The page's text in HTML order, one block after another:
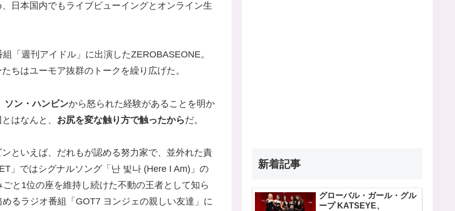
日本国内でもライブビューイングとオンライン生
「週刊アイドル」に出演したZEROBASEONE。
ちはユーモア抜群のトークを繰り広げた。
ソン・ハンビンから怒られた経験があることを明か
はなんと、 お尻を変な触り方で触ったからだ。
といえば、だれもが認める努力家で、並外れた責
」ではシグナルソング「난 빛나 (Here I Am)」の
と1位の座を維持し続けた不動の王者として知ら
るラジオ番組「GOT7 ヨンジェの親しい友達」に
新着記事
グローバル・ガール・グル
ープ KATSEYE、